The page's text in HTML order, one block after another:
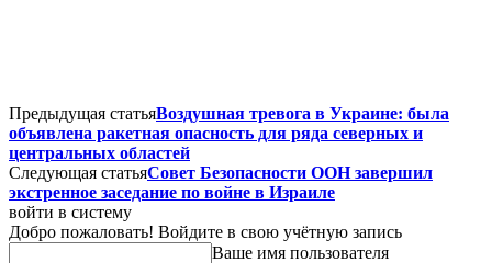
Предыдущая статьяВоздушная тревога в Украине: была
объявлена ​​ракетная опасность для ряда северных и
центральных областей
Следующая статьяСовет Безопасности ООН завершил
экстренное заседание по войне в Израиле
войти в систему
Добро пожаловать! Войдите в свою учётную запись
Ваше имя пользователя